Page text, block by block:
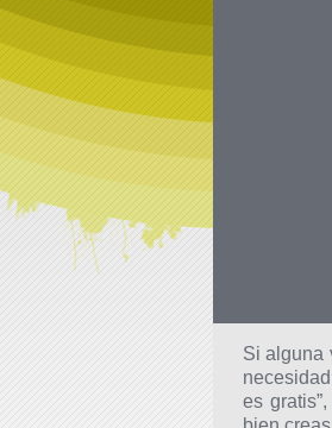
Si alguna
es